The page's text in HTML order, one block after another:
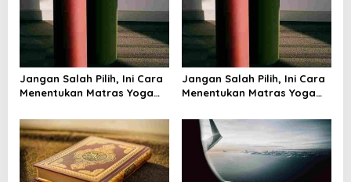
v
i
a
t
i
o
n
Jangan Salah Pilih, Ini Cara
Menentukan Matras Yoga
Jangan Salah Pilih, Ini Cara
Menentukan Matras Yoga